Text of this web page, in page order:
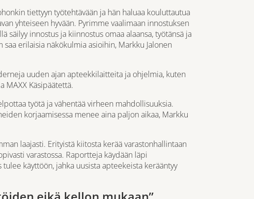
tiettyyn työtehtävään ja hän haluaa kouluttautua
yhteiseen hyvään. Pyrimme vaalimaan innostuksen
säilyy innostus ja kiinnostus omaa alaansa, työtänsä ja
erilaisia näkökulmia asioihin, Markku Jalonen
uuden ajan apteekkilaitteita ja ohjelmia, kuten
MAXX Käsipäätettä.
työtä ja vähentää virheen mahdollisuuksia.
korjaamisessa menee aina paljon aikaa, Markku
laajasti. Erityistä kiitosta kerää varastonhallintaan
varastossa. Raportteja käydään läpi
käyttöön, jahka uusista apteekeista kerääntyy